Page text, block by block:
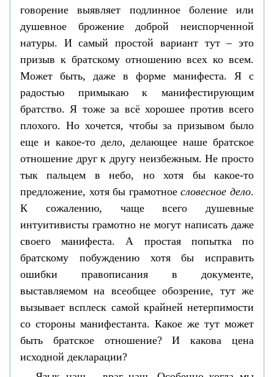
говорение выявляет подлинное боление или
душевное брожение доброй неиспорченной
натуры. И самый простой вариант тут – это
призыв к братскому отношению всех ко всем.
Может быть, даже в форме манифеста. Я с
радостью примыкаю к манифестирующим
братство. Я тоже за всё хорошее против всего
плохого. Но хочется, чтобы за призывом было
еще и какое-то дело, делающее наше братское
отношение друг к другу неизбежным. Не просто
тык пальцем в небо, но хотя бы какое-то
предложение, хотя бы грамотноесловесное дело.
К сожалению, чаще всего душевные
интуитивисты грамотно не могут написать даже
своего манифеста. А простая попытка по
братскому побуждению хотя бы исправить
ошибки правописания в документе,
выставляемом на всеобщее обозрение, тут же
вызывает всплеск самой крайней нетерпимости
со стороны манифестанта. Какое же тут может
быть братское отношение? И какова цена
исходной декларации?